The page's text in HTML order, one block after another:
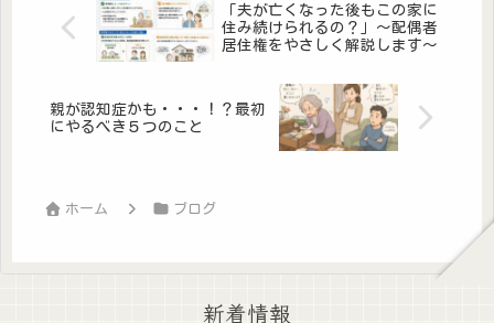
「夫が亡くなった後もこの家に
住み続けられるの？」～配偶者
居住権をやさしく解説します～
親が認知症かも・・・！？最初
にやるべき５つのこと
ホーム ブログ
新着情報